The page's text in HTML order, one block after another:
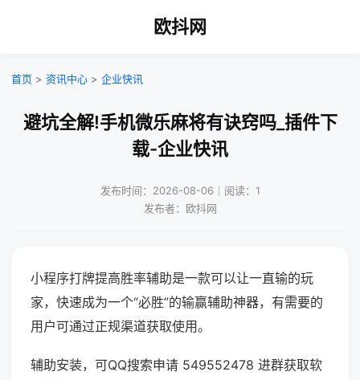
欧抖网
首页 > 资讯中心 > 企业快讯
避坑全解!手机微乐麻将有诀窍吗_插件下
载-企业快讯
发布时间：2026-08-06｜阅读：1
发布者：欧抖网
小程序打牌提高胜率辅助是一款可以让一直输的玩
家，快速成为一个“必胜”的输赢辅助神器，有需要的
用户可通过正规渠道获取使用。
辅助安装，可QQ搜索申请 549552478 进群获取软